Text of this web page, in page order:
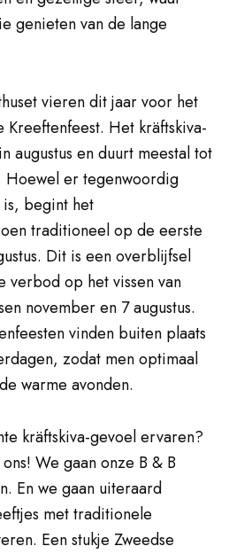
genieten van de lange
vieren dit jaar voor het
Kreeftenfeest. Het kräftskiva-
augustus en duurt meestal tot
Hoewel er tegenwoordig
is, begint het
traditioneel op de eerste
Dit is een overblijfsel
verbod op het vissen van
november en 7 augustus.
vinden buiten plaats
zodat men optimaal
warme avonden.
kräftskiva-gevoel ervaren?
We gaan onze B & B
En we gaan uiteraard
met traditionele
Een stukje Zweedse